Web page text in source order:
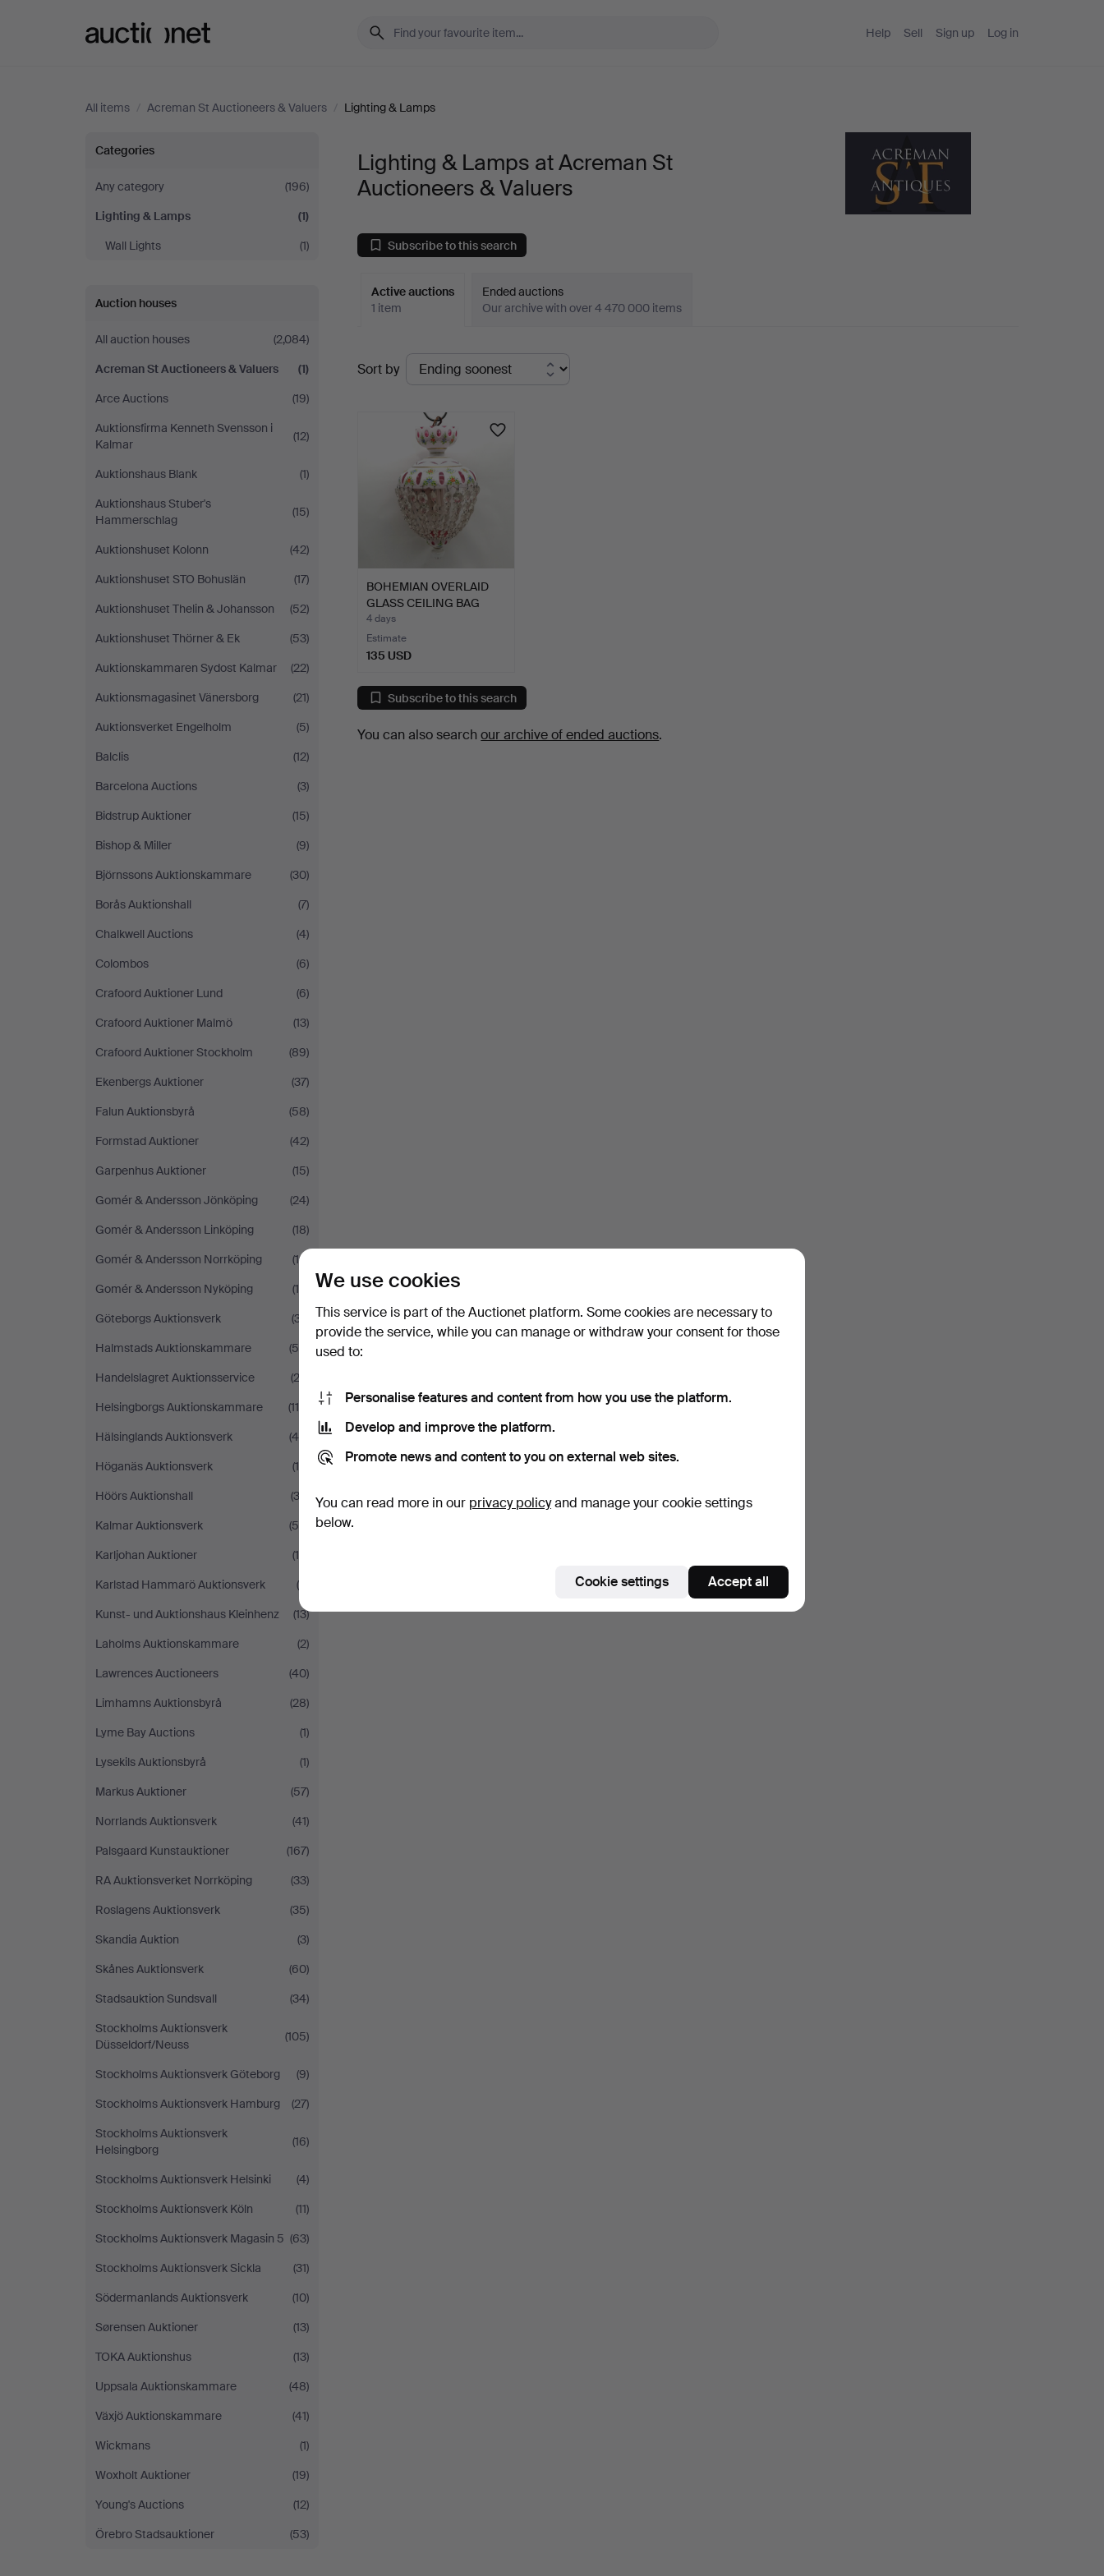
Help Sell Sign up Log in
All items / Acreman St Auctioneers & Valuers / Lighting & Lamps
Lighting
&
Lamps
Acreman
St
Auctioneers
&
Valuers
Categories
Any category
(196)
Lighting & Lamps
(1)
Wall Lights
(1)
Auction houses
All auction houses
(2,084)
Acreman St Auctioneers & Valuers
(1)
Arce Auctions
(19)
Auktionsfirma Kenneth Svensson i
Kalmar
(12)
Auktionshaus Blank
(1)
Auktionshaus Stuber's
Hammerschlag
(15)
Auktionshuset Kolonn
(42)
Auktionshuset STO Bohuslän
(17)
Auktionshuset Thelin & Johansson
(52)
Auktionshuset Thörner & Ek
(53)
Auktionskammaren Sydost Kalmar
(22)
Auktionsmagasinet Vänersborg
(21)
Auktionsverket Engelholm
(5)
Balclis
(12)
Barcelona Auctions
(3)
Bidstrup Auktioner
(15)
Bishop & Miller
(9)
Björnssons Auktionskammare
(30)
Borås Auktionshall
(7)
Chalkwell Auctions
(4)
Colombos
(6)
Crafoord Auktioner Lund
(6)
Crafoord Auktioner Malmö
(13)
Crafoord Auktioner Stockholm
(89)
Ekenbergs Auktioner
(37)
Falun Auktionsbyrå
(58)
Formstad Auktioner
(42)
Garpenhus Auktioner
(15)
Gomér & Andersson Jönköping
(24)
Gomér & Andersson Linköping
(18)
Gomér & Andersson Norrköping
(19)
Gomér & Andersson Nyköping
(18)
Göteborgs Auktionsverk
(37)
Halmstads Auktionskammare
(56)
Handelslagret Auktionsservice
(23)
Helsingborgs Auktionskammare
(116)
Hälsinglands Auktionsverk
(49)
Höganäs Auktionsverk
(15)
Höörs Auktionshall
(32)
Kalmar Auktionsverk
(58)
Karljohan Auktioner
(14)
Karlstad Hammarö Auktionsverk
(8)
Kunst- und Auktionshaus Kleinhenz
(13)
Laholms Auktionskammare
(2)
Lawrences Auctioneers
(40)
Limhamns Auktionsbyrå
(28)
Lyme Bay Auctions
(1)
Lysekils Auktionsbyrå
(1)
Markus Auktioner
(57)
Norrlands Auktionsverk
(41)
Palsgaard Kunstauktioner
(167)
RA Auktionsverket Norrköping
(33)
Roslagens Auktionsverk
(35)
Skandia Auktion
(3)
Skånes Auktionsverk
(60)
Stadsauktion Sundsvall
(34)
Stockholms Auktionsverk
Düsseldorf/Neuss
(105)
Stockholms Auktionsverk Göteborg
(9)
Stockholms Auktionsverk Hamburg
(27)
Stockholms Auktionsverk
Helsingborg
(16)
Stockholms Auktionsverk Helsinki
(4)
Stockholms Auktionsverk Köln
(11)
Stockholms Auktionsverk Magasin 5 (63)
Stockholms Auktionsverk Sickla
(31)
Södermanlands Auktionsverk
(10)
Sørensen Auktioner
(13)
TOKA Auktionshus
(13)
Uppsala Auktionskammare
(48)
Växjö Auktionskammare
(41)
Wickmans
(1)
Woxholt Auktioner
(19)
Young's Auctions
(12)
Örebro Stadsauktioner
(53)
Lighting & Lamps at Acreman St
Auctioneers & Valuers
Subscribe to this search
Active auctions
1 item
Ended auctions
Our archive with over 4 470 000 items
Active
auctions
Sort by
BOHEMIAN OVERLAID
GLASS CEILING BAG
LIGHT …
4 days
Estimate
135 USD
Subscribe to this search
You can also searchour archive of ended auctions.
We use cookies
This service is part of the Auctionet platform. Some cookies are necessary to
provide the service, while you can manage or withdraw your consent for those
used to:
Personalise features and content from how you use the platform.
Develop and improve the platform.
Promote news and content to you on external web sites.
You can read more in our privacy policyand manage your cookie settings
below.
Cookie settings Accept all